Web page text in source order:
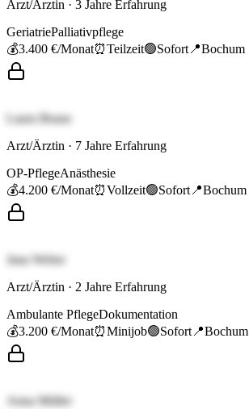
Arzt/Ärztin · 3 Jahre Erfahrung
GeriatriePalliativpflege
💰3.400 €/Monat⏰Teilzeit🟢Sofort 📍Bochum
Laura Braun
Arzt/Ärztin · 7 Jahre Erfahrung
OP-PflegeAnästhesie
💰4.200 €/Monat⏰Vollzeit🟢Sofort 📍Bochum
Jana Weber
Arzt/Ärztin · 2 Jahre Erfahrung
Ambulante PflegeDokumentation
💰3.200 €/Monat⏰Minijob🟢Sofort 📍Bochum
Anna Müller